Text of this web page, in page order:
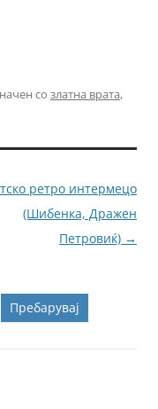
со златна врата,
ретро интермецо
(Шибенка, Дражен
Петровиќ) →